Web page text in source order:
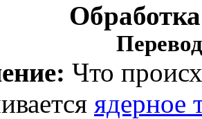
Что
ядерное